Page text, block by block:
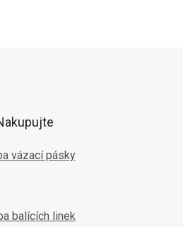
vázací pásky
balících linek